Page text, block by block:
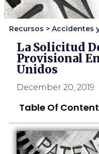
Recursos > Accidentes
La Solicitud
Provisional
Unidos
December 20, 2019
Table Of